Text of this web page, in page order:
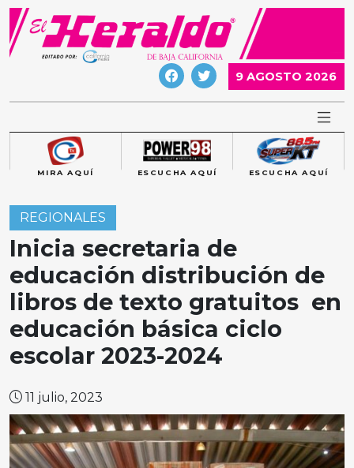
Skip
content
9 AGOSTO 2026
MIRA AQUÍ ESCUCHA AQUÍ ESCUCHA AQUÍ
REGIONALES
Inicia secretaria de
educación distribución de
libros de texto gratuitos en
educación básica ciclo
escolar 2023-2024
11 julio, 2023